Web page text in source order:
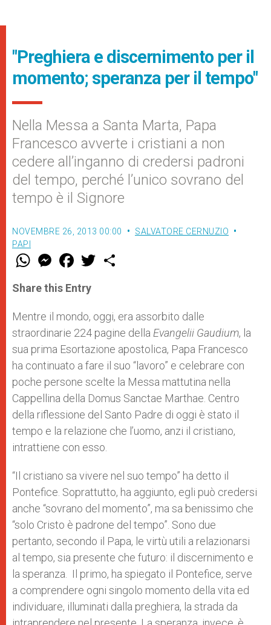
"Preghiera e discernimento per il
momento; speranza per il tempo"
Nella Messa a Santa Marta, Papa
Francesco avverte i cristiani a non
cedere all’inganno di credersi padroni
del tempo, perché l’unico sovrano del
tempo è il Signore
NOVEMBRE 26, 2013 00:00
SALVATORE CERNUZIO
PAPI
W
t
s
p
p
M
e
s
e
g
e
r
F
a
e
b
o
k
w
r
Share this Entry
Mentre il mondo, oggi, era assorbito dalle
straordinarie 224 pagine della Evangelii Gaudium, la
sua prima Esortazione apostolica, Papa Francesco
ha continuato a fare il suo “lavoro” e celebrare con
poche persone scelte la Messa mattutina nella
Cappellina della Domus Sanctae Marthae. Centro
della riflessione del Santo Padre di oggi è stato il
tempo e la relazione che l’uomo, anzi il cristiano,
intrattiene con esso.
“Il cristiano sa vivere nel suo tempo” ha detto il
Pontefice. Soprattutto, ha aggiunto, egli può credersi
anche “sovrano del momento”, ma sa benissimo che
“solo Cristo è padrone del tempo”. Sono due
pertanto, secondo il Papa, le virtù utili a relazionarsi
al tempo, sia presente che futuro: il discernimento e
la speranza. Il primo, ha spiegato il Pontefice, serve
a comprendere ogni singolo momento della vita ed
individuare, illuminati dalla preghiera, la strada da